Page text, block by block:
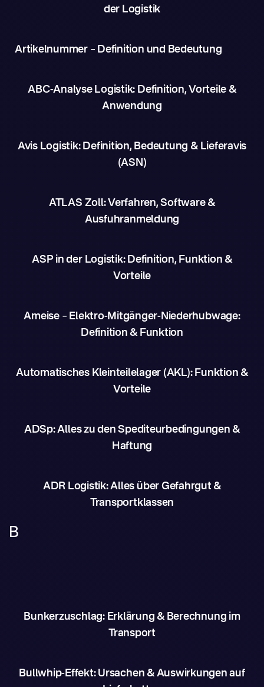
der Logistik
Artikelnummer – Definition und Bedeutung
ABC-Analyse Logistik: Definition, Vorteile &
Anwendung
Avis Logistik: Definition, Bedeutung & Lieferavis
(ASN)
ATLAS Zoll: Verfahren, Software &
Ausfuhranmeldung
ASP in der Logistik: Definition, Funktion &
Vorteile
Ameise – Elektro-Mitgänger-Niederhubwage:
Definition & Funktion
Automatisches Kleinteilelager (AKL): Funktion &
Vorteile
ADSp: Alles zu den Spediteurbedingungen &
Haftung
ADR Logistik: Alles über Gefahrgut &
Transportklassen
B
Bunkerzuschlag: Erklärung & Berechnung im
Transport
Bullwhip-Effekt: Ursachen & Auswirkungen auf